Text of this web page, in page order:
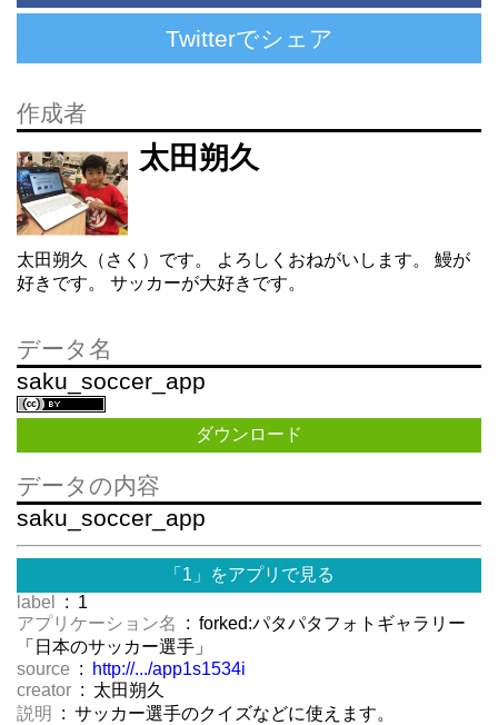
Twitterでシェア
作成者
太田朔久
太田朔久（さく）です。 よろしくおねがいします。 鰻が
好きです。 サッカーが大好きです。
データ名
saku_soccer_app
ダウンロード
データの内容
saku_soccer_app
「1」をアプリで見る
label
: 1
アプリケーション名
: forked:パタパタフォトギャラリー
「日本のサッカー選手」
source :
http://.../app1s1534i
creator : 太田朔久
説明
: サッカー選手のクイズなどに使えます。